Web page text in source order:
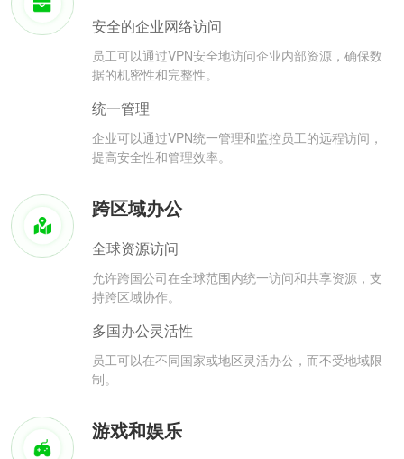
安全的企业网络访问
员工可以通过VPN安全地访问企业内部资源，确保数
据的机密性和完整性。
统一管理
企业可以通过VPN统一管理和监控员工的远程访问，
提高安全性和管理效率。
跨区域办公
全球资源访问
允许跨国公司在全球范围内统一访问和共享资源，支
持跨区域协作。
多国办公灵活性
员工可以在不同国家或地区灵活办公，而不受地域限
制。
游戏和娱乐